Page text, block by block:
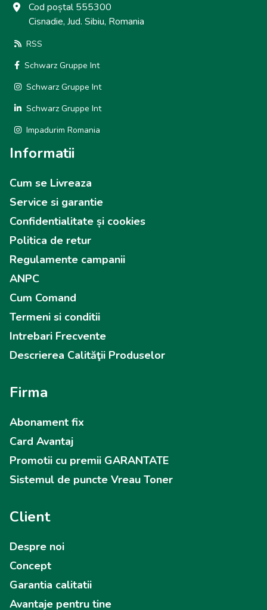
Cod poștal 555300
Cisnadie, Jud. Sibiu, Romania
RSS
Schwarz Gruppe Int
Schwarz Gruppe Int
Schwarz Gruppe Int
Impadurim Romania
Informatii
Cum se Livreaza
Service si garantie
Confidentialitate și cookies
Politica de retur
Regulamente campanii
ANPC
Cum Comand
Termeni si conditii
Intrebari Frecvente
Descrierea Calităţii Produselor
Firma
Abonament fix
Card Avantaj
Promotii cu premii GARANTATE
Sistemul de puncte Vreau Toner
Client
Despre noi
Concept
Garantia calitatii
Avantaje pentru tine